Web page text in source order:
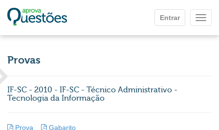
Entrar
Provas
IF-SC - 2010 - IF-SC - Técnico Administrativo -
Tecnologia da Informação
Prova Gabarito